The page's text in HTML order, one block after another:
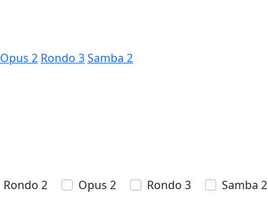
Opus 2 Rondo 3Samba 2
Rondo 2 Opus 2 Rondo 3
Samba 2